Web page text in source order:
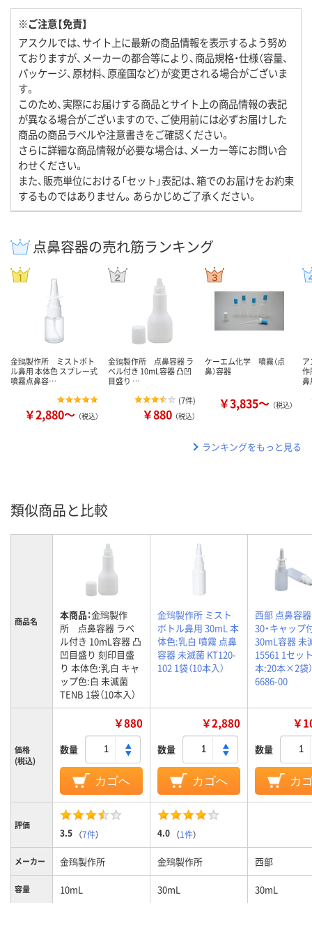
※ご注意【免責】
アスクルでは、サイト上に最新の商品情報を表示するよう努め
ておりますが、メーカーの都合等により、商品規格・仕様（容量、
パッケージ、原材料、原産国など）が変更される場合がございま
す。
このため、実際にお届けする商品とサイト上の商品情報の表記
が異なる場合がございますので、ご使用前には必ずお届けした
商品の商品ラベルや注意書きをご確認ください。
さらに詳細な商品情報が必要な場合は、メーカー等にお問い合
わせください。
また、販売単位における「セット」表記は、箱でのお届けをお約束
するものではありません。あらかじめご了承ください。
点鼻容器の売れ筋ランキング
金鵄製作所 ミストボト
ル鼻用 本体色 スプレー式
噴霧点鼻容…
￥2,880～ （税込）
金鵄製作所 点鼻容器 ラ
ベル付き 10mL容器 凸凹
目盛り …
(7件)
￥880 （税込）
ケーエム化学 噴霧（点
鼻）容器
￥3,835～ （税込）
作
ランキングをもっと見る
類似商品と比較
商品名 本商品：金鵄製作
所 点鼻容器 ラベ
ル付き 10mL容器 凸
凹目盛り 刻印目盛
り 本体色:乳白 キャ
ップ色:白 未滅菌
TENB 1袋（10本入）
金鵄製作所 ミスト
ボトル鼻用 30mL 本
体色:乳白 噴霧 点鼻
容器 未滅菌 KT120-
102 1袋（10本入）
西部 点鼻容器
30・キャップ
30mL容器 未
15561 1セッ
本:20本×2袋
6686-00
価格
(税込)
￥880
数量
カゴへ
￥2,880
数量
カゴへ
￥
数量
カ
評価
3.5 （7件） 4.0 （1件）
メーカー 金鵄製作所 金鵄製作所 西部
容量 10mL 30mL 30mL